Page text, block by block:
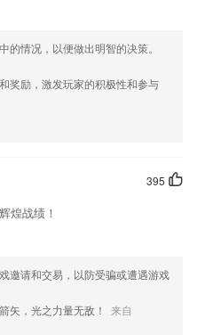
的情况，以便做出明智的决策。
奖励，激发玩家的积极性和参与
395
煌战绩！
邀请和交易，以防受骗或遭遇游戏
矢，光之力量无敌！
来自